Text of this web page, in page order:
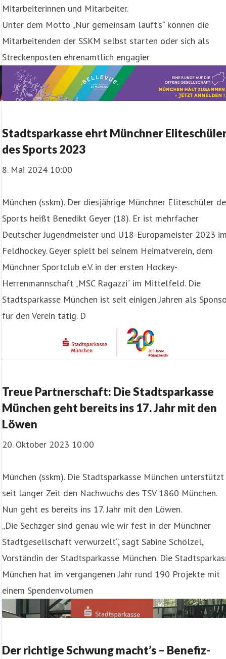
Mitarbeiterinnen und Mitarbeiter.
Unter dem Motto „Nur gemeinsam läuft’s“ können die
Mitarbeitenden der SSKM selbst starten oder sich als
Streckenposten ehrenamtlich engagier
Stadtsparkasse ehrt Münchner
des Sports 2023
8. Mai 2024 10:00
München (sskm). Der diesjährige Münchner Eliteschüler
Sports heißt Benedikt Geyer (18). Er ist mehrfacher
Deutscher Jugendmeister und U18-Europameister 2023
Feldhockey. Geyer spielt bei seinem Heimatverein, dem
Münchner Sportclub e.V. in der ersten Hockey-
Herrenmannschaft „MSC Ragazzi“ im Mittelfeld. Die
Stadtsparkasse München ist seit einigen Jahren als
für den Verein tätig. D
Treue Partnerschaft: Die Stadtsparkasse
München geht bereits ins 17. Jahr mit den
Löwen
20. Oktober 2023 10:00
München (sskm). Die Stadtsparkasse München unterstützt
seit langer Zeit den Nachwuchs des TSV 1860 München.
Nun geht es bereits ins 17. Jahr mit den Löwen.
„Die Sechzger sind genau wie wir fest in der Münchner
Stadtgesellschaft verwurzelt“, sagt Sabine Schölzel,
Vorständin der Stadtsparkasse München. Die
München hat im vergangenen Jahr rund 190 Projekte mit
einem Spendenvolumen
Der richtige Schwung macht’s – Benefiz-